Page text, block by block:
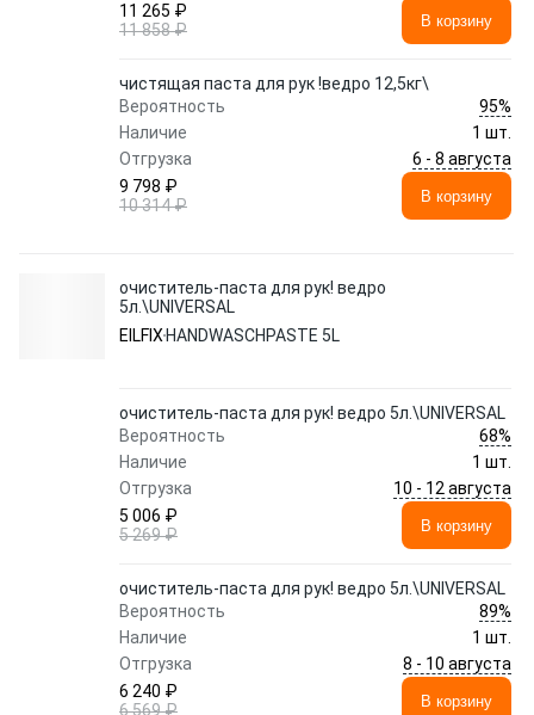
11 265 ₽
11 858 ₽
В корзину
чистящая паста для рук !ведро 12,5кг\
Вероятность
95%
Наличие
1 шт.
Отгрузка
6 - 8 августа
9 798 ₽
10 314 ₽
В корзину
очиститель-паста для рук! ведро
5л.\UNIVERSAL
EILFIX HANDWASCHPASTE 5L
очиститель-паста для рук! ведро 5л.\UNIVERSAL
Вероятность
68%
Наличие
1 шт.
Отгрузка
10 - 12 августа
5 006 ₽
5 269 ₽
В корзину
очиститель-паста для рук! ведро 5л.\UNIVERSAL
Вероятность
89%
Наличие
1 шт.
Отгрузка
8 - 10 августа
6 240 ₽
6 569 ₽
В корзину